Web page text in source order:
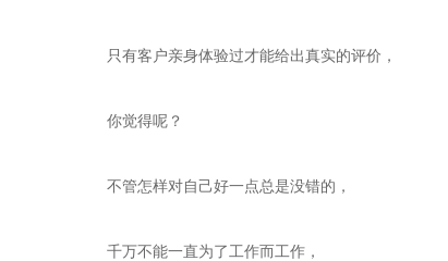
只有客户亲身体验过才能给出真实的评价，
你觉得呢？
不管怎样对自己好一点总是没错的，
千万不能一直为了工作而工作，